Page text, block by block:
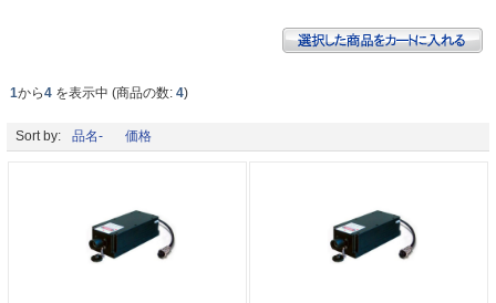
1から4 を表示中 (商品の数: 4)
Sort by: 品名- 価格